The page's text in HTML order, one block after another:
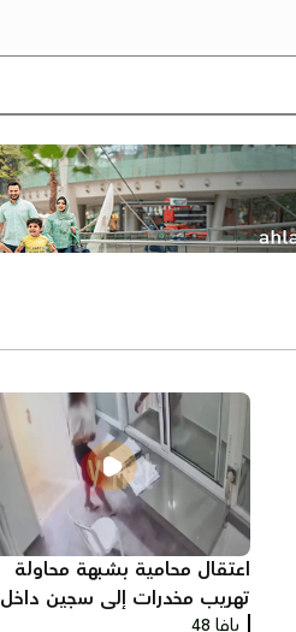
اعتقال محامية بشبهة محاولة
تهريب مخدرات إلى سجين داخل
يافا 48